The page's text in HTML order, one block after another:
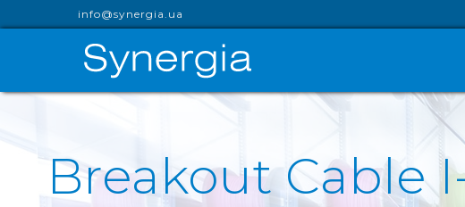
info@synergia.ua
Breakout Cable